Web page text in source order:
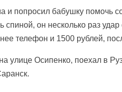
и попросил бабушку помочь
он несколько раз
телефон и 1500 рублей,
улице Осипенко, поехал в